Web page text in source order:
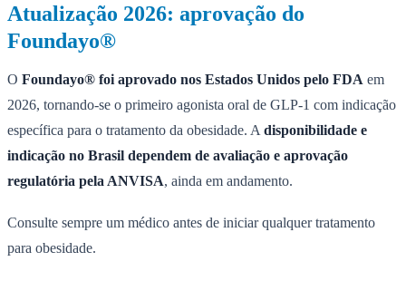
Atualização 2026: aprovação do
Foundayo®
O Foundayo® foi aprovado nos Estados Unidos pelo FDA em
2026, tornando-se o primeiro agonista oral de GLP-1 com indicação
específica para o tratamento da obesidade. A disponibilidade e
indicação no Brasil dependem de avaliação e aprovação
regulatória pela ANVISA, ainda em andamento.
Consulte sempre um médico antes de iniciar qualquer tratamento
para obesidade.